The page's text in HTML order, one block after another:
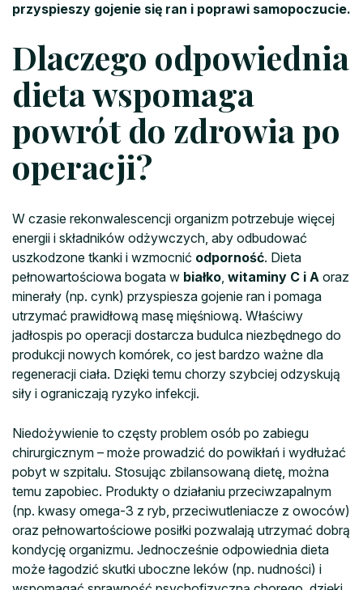
przyspieszy gojenie się ran i poprawi samopoczucie.
Dlaczego odpowiednia
dieta wspomaga
powrót do zdrowia po
operacji?
W czasie rekonwalescencji organizm potrzebuje więcej
energii i składników odżywczych, aby odbudować
uszkodzone tkanki i wzmocnić odporność. Dieta
pełnowartościowa bogata w białko, witaminy C i A oraz
minerały (np. cynk) przyspiesza gojenie ran i pomaga
utrzymać prawidłową masę mięśniową. Właściwy
jadłospis po operacji dostarcza budulca niezbędnego do
produkcji nowych komórek, co jest bardzo ważne dla
regeneracji ciała. Dzięki temu chorzy szybciej odzyskują
siły i ograniczają ryzyko infekcji.
Niedożywienie to częsty problem osób po zabiegu
chirurgicznym – może prowadzić do powikłań i wydłużać
pobyt w szpitalu. Stosując zbilansowaną dietę, można
temu zapobiec. Produkty o działaniu przeciwzapalnym
(np. kwasy omega-3 z ryb, przeciwutleniacze z owoców)
oraz pełnowartościowe posiłki pozwalają utrzymać dobrą
kondycję organizmu. Jednocześnie odpowiednia dieta
może łagodzić skutki uboczne leków (np. nudności) i